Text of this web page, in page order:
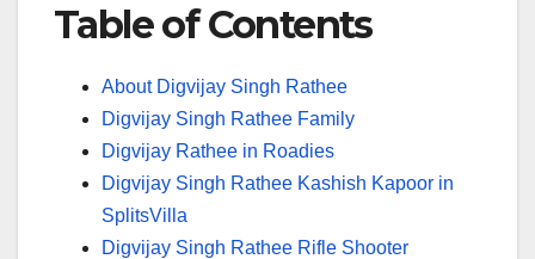
Table of Contents
About Digvijay Singh Rathee
Digvijay Singh Rathee Family
Digvijay Rathee in Roadies
Digvijay Singh Rathee Kashish Kapoor in
SplitsVilla
Digvijay Singh Rathee Rifle Shooter